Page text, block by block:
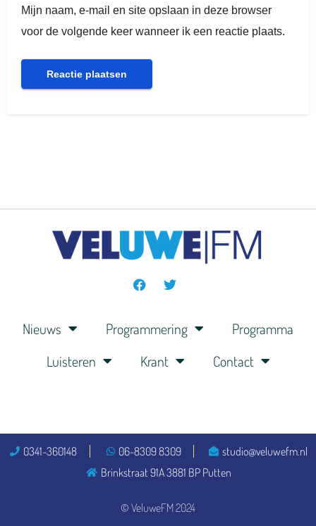
Mijn naam, e-mail en site opslaan in deze browser
voor de volgende keer wanneer ik een reactie plaats.
Nieuws Programmering
Programma
Luisteren
Krant Contact
© VeluweFM 2024
0341-360148 06-8309 8309
studio@veluwefm.nl
Brinkstraat 91A 3881 BP Putten